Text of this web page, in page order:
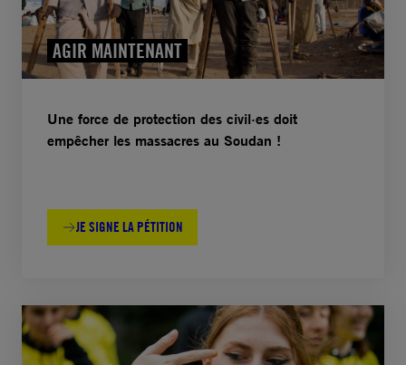
AGIR MAINTENANT
Une force de protection des civil·es doit
empêcher les massacres au Soudan !
JE SIGNE LA PÉTITION